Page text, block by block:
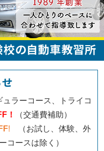
ラーコース、トライコ
！
（交通費補助）
!
（お試し、体験、外
コースは除く）